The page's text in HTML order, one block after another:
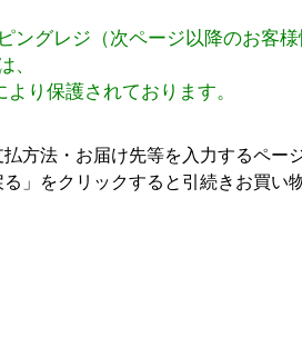
ングレジ（次ページ以降のお客
、
より保護されております。
払方法・お届け先等を入力するペー
る」をクリックすると引続きお買い